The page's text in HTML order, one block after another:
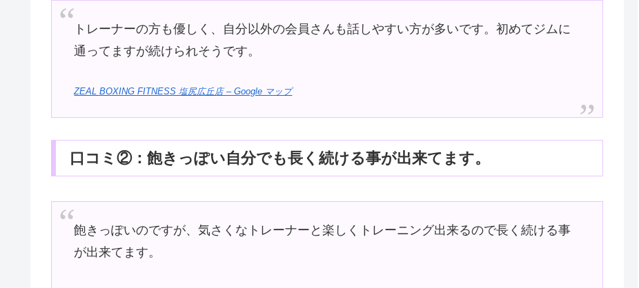
トレーナーの方も優しく、自分以外の会員さんも話しやすい方が多いです。初めてジムに
通ってますが続けられそうです。
ZEAL BOXING FITNESS 塩尻広丘店 – Google マップ
口コミ②：飽きっぽい自分でも長く続ける事が出来てます。
飽きっぽいのですが、気さくなトレーナーと楽しくトレーニング出来るので長く続ける事
が出来てます。